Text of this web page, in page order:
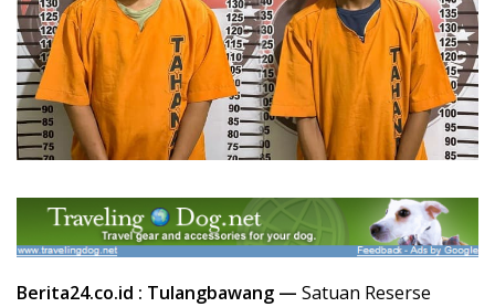
Berita24.co.id : Tulangbawang — Satuan Reserse